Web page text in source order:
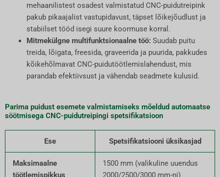
mehaanilistest osadest valmistatud CNC-puidutreipink
pakub pikaajalist vastupidavust, täpset lõikejõudlust ja
stabiilset tööd isegi suure koormuse korral.
Mitmekülgne multifunktsionaalne töö:Suudab puitu
treida, lõigata, freesida, graveerida ja puurida, pakkudes
kõikehõlmavat CNC-puidutöötlemislahendust, mis
parandab efektiivsust ja vähendab seadmete kulusid.
Parima puidust esemete valmistamiseks mõeldud automaatse
söötmisega CNC-puidutreipingi spetsifikatsioon
Ese Spetsifikatsiooni üksikasjad
Maksimaalne
töötlemispikkus
1500 mm (valikuline uuendus
2000/2500/3000 mm-ni)